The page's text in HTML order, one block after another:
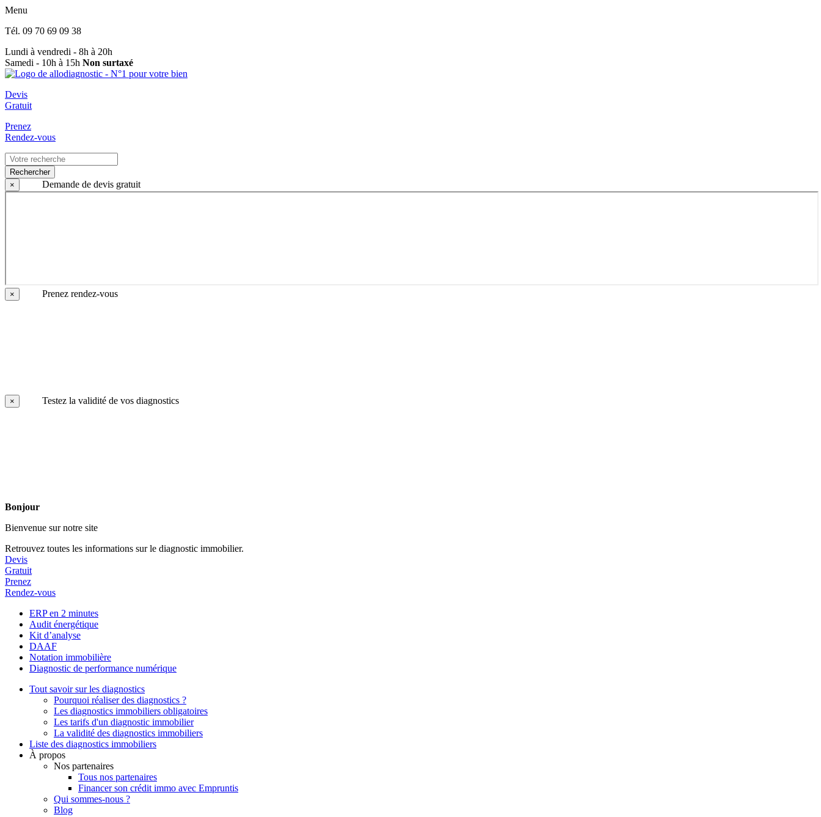
Menu
Tél. 09 70 69 09 38
Lundi à vendredi - 8h à 20h
Samedi - 10h à 15h Non surtaxé
Devis
Gratuit
Prenez
Rendez-vous
Rechercher
×
Demande de devis gratuit
× Prenez rendez-vous
× Testez la validité de vos diagnostics
Bonjour
Bienvenue sur notre site
Retrouvez toutes les informations sur le diagnostic immobilier.
Devis
Gratuit
Prenez
Rendez-vous
ERP en 2 minutes
Audit énergétique
Kit d’analyse
DAAF
Notation immobilière
Diagnostic de performance numérique
Tout savoir sur les diagnostics
Pourquoi réaliser des diagnostics ?
Les diagnostics immobiliers obligatoires
Les tarifs d'un diagnostic immobilier
La validité des diagnostics immobiliers
Liste des diagnostics immobiliers
À propos
Nos partenaires
Tous nos partenaires
Financer son crédit immo avec Empruntis
Qui sommes-nous ?
Blog